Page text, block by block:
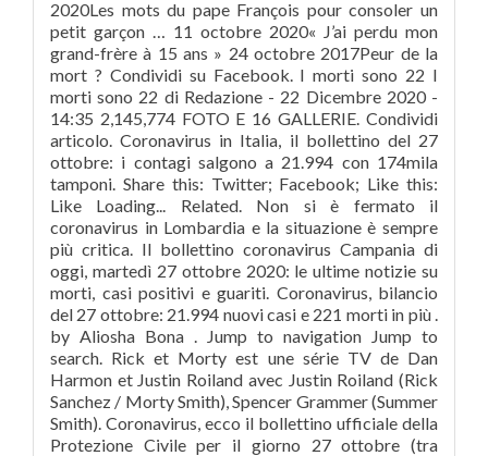
2020Les mots du pape François pour consoler un
petit garçon … 11 octobre 2020« J’ai perdu mon
grand-frère à 15 ans » 24 octobre 2017Peur de la
mort ? Condividi su Facebook. I morti sono 22 I
morti sono 22 di Redazione - 22 Dicembre 2020 -
14:35 2,145,774 FOTO E 16 GALLERIE. Condividi
articolo. Coronavirus in Italia, il bollettino del 27
ottobre: i contagi salgono a 21.994 con 174mila
tamponi. Share this: Twitter; Facebook; Like this:
Like Loading... Related. Non si è fermato il
coronavirus in Lombardia e la situazione è sempre
più critica. Il bollettino coronavirus Campania di
oggi, martedì 27 ottobre 2020: le ultime notizie su
morti, casi positivi e guariti. Coronavirus, bilancio
del 27 ottobre: 21.994 nuovi casi e 221 morti in più .
by Aliosha Bona . Jump to navigation Jump to
search. Rick et Morty est une série TV de Dan
Harmon et Justin Roiland avec Justin Roiland (Rick
Sanchez / Morty Smith), Spencer Grammer (Summer
Smith). Coronavirus, ecco il bollettino ufficiale della
Protezione Civile per il giorno 27 ottobre (tra